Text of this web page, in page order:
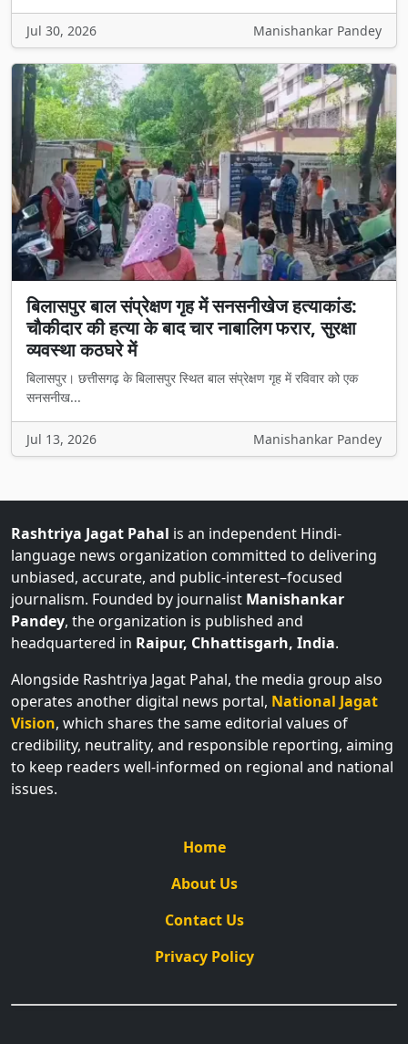
Jul 30, 2026 Manishankar Pandey
बिलासपुर बाल संप्रेक्षण गृह में सनसनीखेज हत्याकांड:
चौकीदार की हत्या के बाद चार नाबालिग फरार, सुरक्षा
व्यवस्था कठघरे में
बिलासपुर। छत्तीसगढ़ के बिलासपुर स्थित बाल संप्रेक्षण गृह में रविवार को एक
सनसनीख...
Jul 13, 2026 Manishankar Pandey
Rashtriya Jagat Pahal is an independent Hindi-
language news organization committed to delivering
unbiased, accurate, and public-interest–focused
journalism. Founded by journalist Manishankar
Pandey, the organization is published and
headquartered in Raipur, Chhattisgarh, India.
Alongside Rashtriya Jagat Pahal, the media group also
operates another digital news portal, National Jagat
Vision, which shares the same editorial values of
credibility, neutrality, and responsible reporting, aiming
to keep readers well-informed on regional and national
issues.
Home
About Us
Contact Us
Privacy Policy